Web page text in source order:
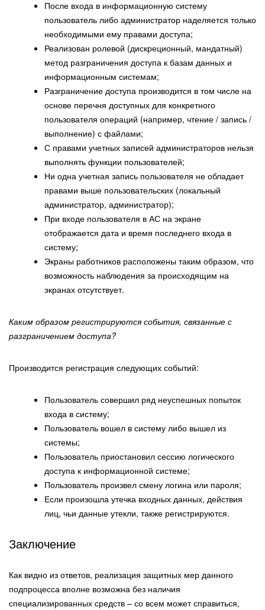
После входа в информационную систему
пользователь либо администратор наделяется только
необходимыми ему правами доступа;
Реализован ролевой (дискреционный, мандатный)
метод разграничения доступа к базам данных и
информационным системам;
Разграничение доступа производится в том числе на
основе перечня доступных для конкретного
пользователя операций (например, чтение / запись /
выполнение) с файлами;
С правами учетных записей администраторов нельзя
выполнять функции пользователей;
Ни одна учетная запись пользователя не обладает
правами выше пользовательских (локальный
администратор, администратор);
При входе пользователя в АС на экране
отображается дата и время последнего входа в
систему;
Экраны работников расположены таким образом, что
возможность наблюдения за происходящим на
экранах отсутствует.
Каким образом регистрируются события, связанные с
разграничением доступа?
Производится регистрация следующих событий:
Пользователь совершил ряд неуспешных попыток
входа в систему;
Пользователь вошел в систему либо вышел из
системы;
Пользователь приостановил сессию логического
доступа к информационной системе;
Пользователь произвел смену логина или пароля;
Если произошла утечка входных данных, действия
лиц, чьи данные утекли, также регистрируются.
Заключение
Как видно из ответов, реализация защитных мер данного
подпроцесса вполне возможна без наличия
специализированных средств – со всем может справиться,